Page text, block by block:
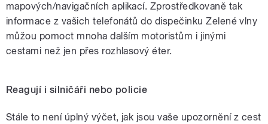
mapových/navigačních aplikací. Zprostředkovaně tak
informace z vašich telefonátů do dispečinku Zelené vlny
můžou pomoct mnoha dalším motoristům i jinými
cestami než jen přes rozhlasový éter.
Reagují i silničáři nebo policie
Stále to není úplný výčet, jak jsou vaše upozornění z cest